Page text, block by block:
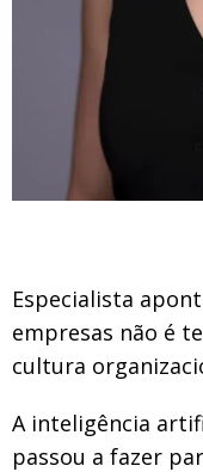
Especialista
empresas não é
cultura
A inteligência
passou a fazer